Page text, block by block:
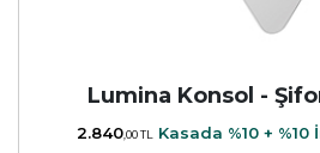
Lumina Konsol -
2.840,00 TL Kasada %10 + %10